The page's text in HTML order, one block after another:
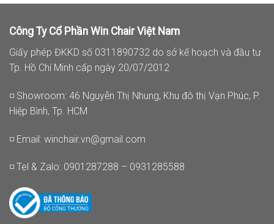
Công Ty Cổ Phần Win Chair Việt Nam
Giấy phép ĐKKD số 0311890732 do sở kế hoạch và đầu tư
Tp. Hồ Chí Minh cấp ngày 20/07/2012
◽ Showroom: 46 Nguyễn Thị Nhung, Khu đô thị Vạn Phúc, P.
Hiệp Bình, Tp. HCM
◽ Email: winchair.vn@gmail.com
◽ Tel & Zalo: 0901287288 – 0931285588